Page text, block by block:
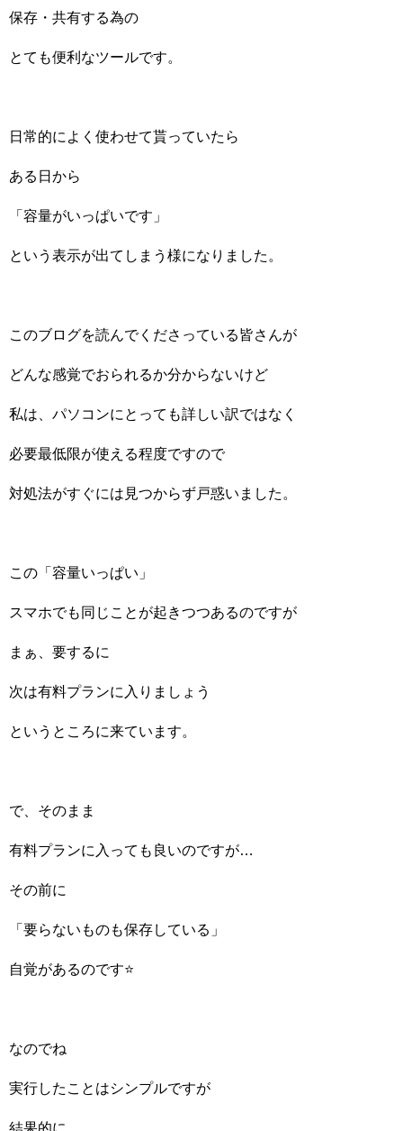
保存・共有する為の
とても便利なツールです。
日常的によく使わせて貰っていたら
ある日から
「容量がいっぱいです」
という表示が出てしまう様になりました。
このブログを読んでくださっている皆さんが
どんな感覚でおられるか分からないけど
私は、パソコンにとっても詳しい訳ではなく
必要最低限が使える程度ですので
対処法がすぐには見つからず戸惑いました。
この「容量いっぱい」
スマホでも同じことが起きつつあるのですが
まぁ、要するに
次は有料プランに入りましょう
というところに来ています。
で、そのまま
有料プランに入っても良いのですが…
その前に
「要らないものも保存している」
自覚があるのです⭐️
なのでね
実行したことはシンプルですが
結果的に